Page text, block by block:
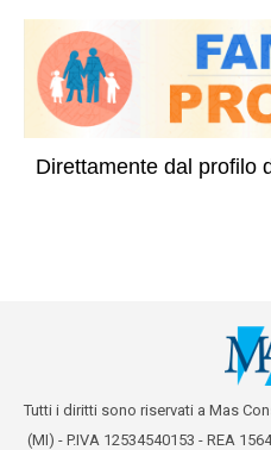
Direttamente dal profilo
Tutti i diritti sono riservati a Mas
(MI) - P.IVA 12534540153 - REA